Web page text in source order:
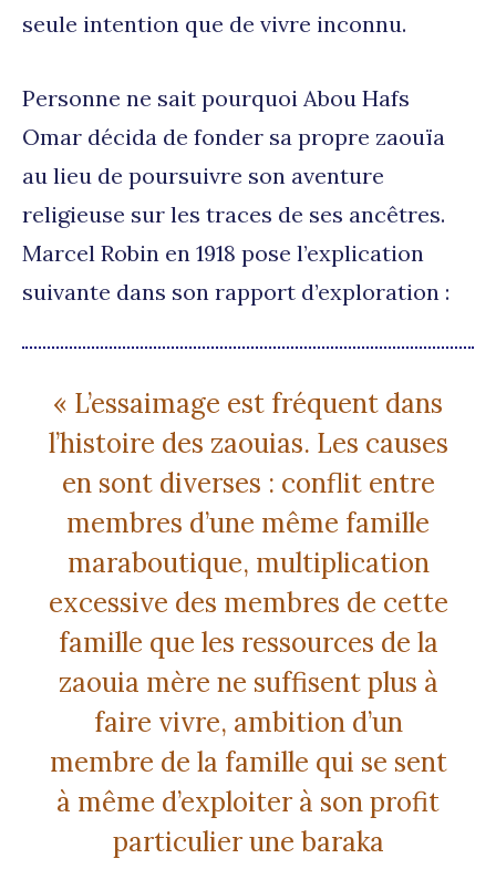
seule intention que de vivre inconnu.
Personne ne sait pourquoi Abou Hafs
Omar décida de fonder sa propre zaouïa
au lieu de poursuivre son aventure
religieuse sur les traces de ses ancêtres.
Marcel Robin en 1918 pose l’explication
suivante dans son rapport d’exploration :
« L’essaimage est fréquent dans
l’histoire des zaouias. Les causes
en sont diverses : conflit entre
membres d’une même famille
maraboutique, multiplication
excessive des membres de cette
famille que les ressources de la
zaouia mère ne suffisent plus à
faire vivre, ambition d’un
membre de la famille qui se sent
à même d’exploiter à son profit
particulier une baraka